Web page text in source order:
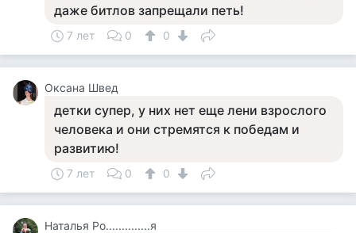
даже битлов запрещали петь!
7 лет 0 0
Оксана Швед
детки супер, у них нет еще лени взрослого
человека и они стремятся к победам и
развитию!
7 лет 0 0
Наталья Ро..............я